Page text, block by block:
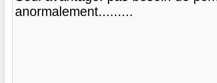
anormalement.........